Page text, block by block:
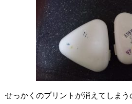
せっかくのプリントが消えてしま